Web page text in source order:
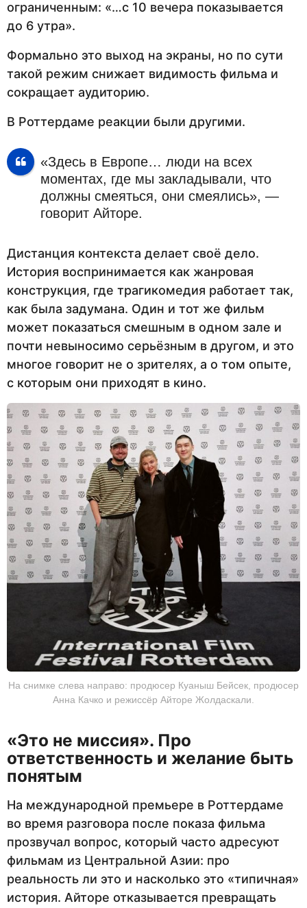
ограниченным: «…с 10 вечера показывается
до 6 утра».
Формально это выход на экраны, но по сути
такой режим снижает видимость фильма и
сокращает аудиторию.
В Роттердаме реакции были другими.
«Здесь в Европе… люди на всех
моментах, где мы закладывали, что
должны смеяться, они смеялись», —
говорит Айторе.
Дистанция контекста делает своё дело.
История воспринимается как жанровая
конструкция, где трагикомедия работает так,
как была задумана. Один и тот же фильм
может показаться смешным в одном зале и
почти невыносимо серьёзным в другом, и это
многое говорит не о зрителях, а о том опыте,
с которым они приходят в кино.
На снимке слева направо: продюсер Куаныш Бейсек, продюсер
Анна Качко и режиссёр Айторе Жолдаскали.
«Это не миссия». Про
ответственность и желание быть
понятым
На международной премьере в Роттердаме
во время разговора после показа фильма
прозвучал вопрос, который часто адресуют
фильмам из Центральной Азии: про
реальность ли это и насколько это «типичная»
история. Айторе отказывается превращать